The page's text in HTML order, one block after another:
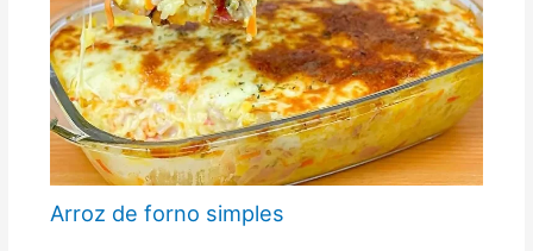
Arroz de forno simples